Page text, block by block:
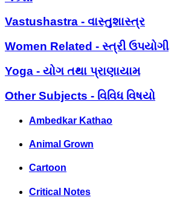
Vastushastra - વાસ્તુશાસ્ત્ર
Women Related - સ્ત્રી ઉપયોગી
Yoga - યોગ તથા પ્રાણાયામ
Other Subjects - વિવિધ વિષયો
Ambedkar Kathao
Animal Grown
Cartoon
Critical Notes